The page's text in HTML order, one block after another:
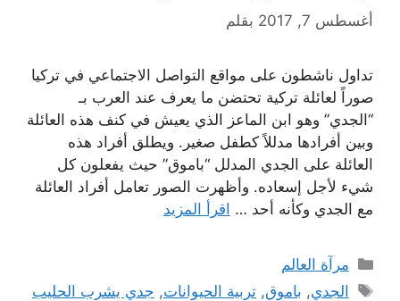
أغسطس 7, 2017 بقلم
تداول ناشطون على مواقع التواصل الاجتماعي في تركيا
صوراً لعائلة تركية تحتضن ما يعرف عند العرب بـ
“الجدي” وهو ابن الماعز الذي يعيش في كنف هذه العائلة
وبين أفرادها مدللاً كطفل صغير. ويطلق أفراد هذه
العائلة على الجدي المدلل “باموق” حيث يفعلون كل
شيء لأجل إسعاده. وأظهرت الصور تعامل أفراد العائلة
مع الجدي وكأنه أحد … اقرأ المزيد
التصنيفات
مرآة العالم
الوسوم
الجدي, باموق,تربية الحيوانات, جدي يشرب الحليب